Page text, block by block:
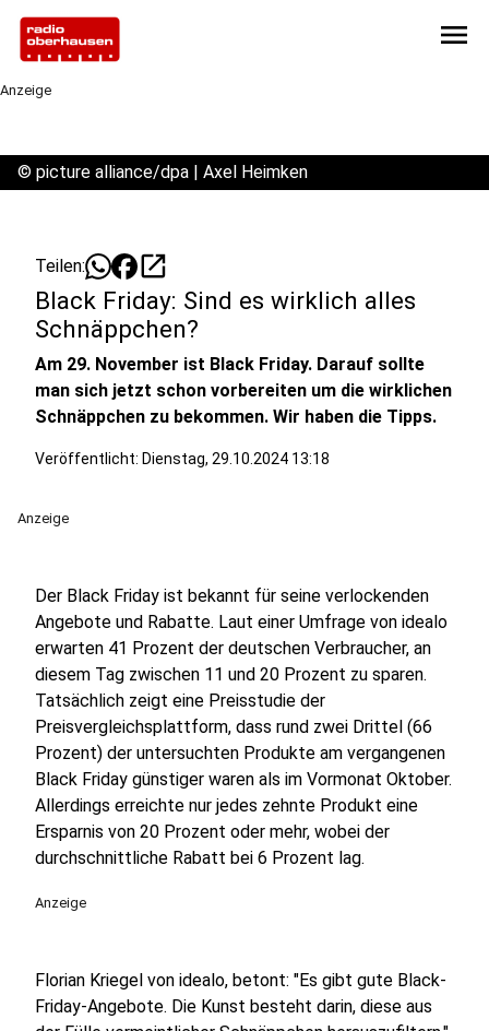
menu
Anzeige
© picture alliance/dpa | Axel Heimken
Teilen: open_in_new
Black Friday: Sind es wirklich alles
Schnäppchen?
Am 29. November ist Black Friday. Darauf sollte
man sich jetzt schon vorbereiten um die wirklichen
Schnäppchen zu bekommen. Wir haben die Tipps.
Veröffentlicht: Dienstag, 29.10.2024 13:18
Anzeige
Der Black Friday ist bekannt für seine verlockenden
Angebote und Rabatte. Laut einer Umfrage von idealo
erwarten 41 Prozent der deutschen Verbraucher, an
diesem Tag zwischen 11 und 20 Prozent zu sparen.
Tatsächlich zeigt eine Preisstudie der
Preisvergleichsplattform, dass rund zwei Drittel (66
Prozent) der untersuchten Produkte am vergangenen
Black Friday günstiger waren als im Vormonat Oktober.
Allerdings erreichte nur jedes zehnte Produkt eine
Ersparnis von 20 Prozent oder mehr, wobei der
durchschnittliche Rabatt bei 6 Prozent lag.
Anzeige
Florian Kriegel von idealo, betont: "Es gibt gute Black-
Friday-Angebote. Die Kunst besteht darin, diese aus